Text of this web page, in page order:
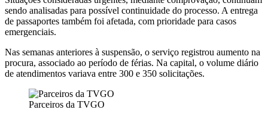
sendo analisadas para possível continuidade do processo. A entrega
de passaportes também foi afetada, com prioridade para casos
emergenciais.
Nas semanas anteriores à suspensão, o serviço registrou aumento na
procura, associado ao período de férias. Na capital, o volume diário
de atendimentos variava entre 300 e 350 solicitações.
Parceiros da TVGO